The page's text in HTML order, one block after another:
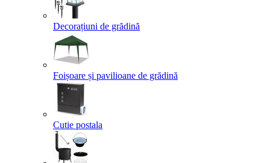
Decorațiuni de grădină
Foișoare și pavilioane de grădină
Cutie postala